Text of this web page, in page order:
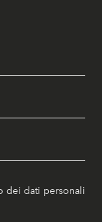
dei dati personali